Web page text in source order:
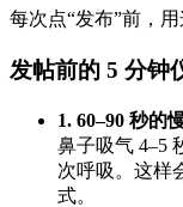
每次点“发布”前，
发帖前的 5 分钟
1. 60–90 秒的
鼻子吸气 4–5
次呼吸。这样
式。